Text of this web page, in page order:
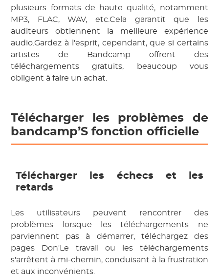
plusieurs formats de haute qualité, notamment
MP3, FLAC, WAV, etc.Cela garantit que les
auditeurs obtiennent la meilleure expérience
audio.Gardez à l'esprit, cependant, que si certains
artistes de Bandcamp offrent des
téléchargements gratuits, beaucoup vous
obligent à faire un achat.
Télécharger les problèmes de
bandcamp’S fonction officielle
Télécharger les échecs et les
retards
Les utilisateurs peuvent rencontrer des
problèmes lorsque les téléchargements ne
parviennent pas à démarrer, téléchargez des
pages Don'Le travail ou les téléchargements
s'arrêtent à mi-chemin, conduisant à la frustration
et aux inconvénients.